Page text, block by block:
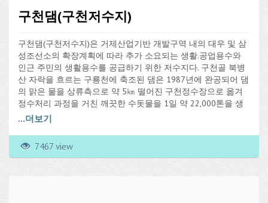
구천댐(구천저수지)
구천댐(구천저수지)은 거제산업기반 개발구역 내의 대우 및 삼
성조선소의 확장계획에 따라 추가 소요되는 생활.공업용수와
인근 주민의 생활용수를 공급하기 위한 저수지다. 구천골 북병
산 자락을 흐르는 구룡천에 축조된 댐은 1987년에 완공되어 댐
의 맑은 물을 상류측으로 약 5㎞ 떨어진 구천정수장으로 옮겨
정수처리 과정을 거친 깨끗한 수돗물을 1일 약 22,000톤을 생
산하여 신현, 아주, 장승포, 대우조선, 삼성조선, 능포, 옥포 등지
로 공급하고 있다. 길이 231m, 높이 50m의 담수댐으로 공해가
전혀 없는 맑은 산간지역에 녹색의 짙은 물빛이 원시림처럼 우
거진 수림과 어우러져 그림같은 정경을 그려낸다.
...더보기
7467 view